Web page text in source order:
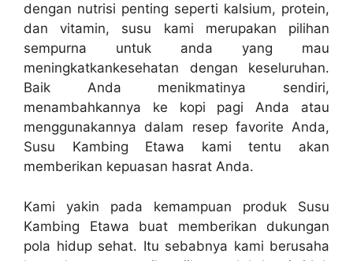
dengan nutrisi penting seperti kalsium, protein,
dan vitamin, susu kami merupakan pilihan
sempurna untuk anda yang mau
meningkatkankesehatan dengan keseluruhan.
Baik Anda menikmatinya sendiri,
menambahkannya ke kopi pagi Anda atau
menggunakannya dalam resep favorite Anda,
Susu Kambing Etawa kami tentu akan
memberikan kepuasan hasrat Anda.
Kami yakin pada kemampuan produk Susu
Kambing Etawa buat memberikan dukungan
pola hidup sehat. Itu sebabnya kami berusaha